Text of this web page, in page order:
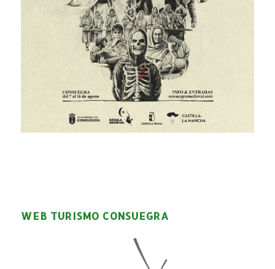
WEB TURISMO CONSUEGRA